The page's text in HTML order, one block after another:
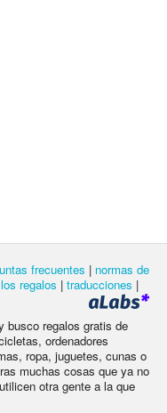
frecuentes | normas de
regalos | traducciones |
busco regalos gratis de
ordenadores
ropa, juguetes, cunas o
muchas cosas que ya no
otra gente a la que